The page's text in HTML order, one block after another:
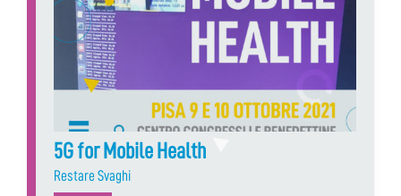
5G for Mobile Health
Restare Svaghi